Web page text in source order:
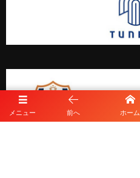
メニュー 前へ ホーム